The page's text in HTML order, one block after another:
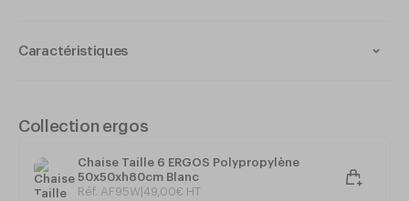
Caractéristiques
Intérieur et extérieur
Monobloc - Très résistant
Très stable et de grande sécurité
Système antibasculement
Collection ergos
Chaise Taille 6 ERGOS Polypropylène
50x50xh80cm Blanc
Réf. AF95W 49 00€ HT